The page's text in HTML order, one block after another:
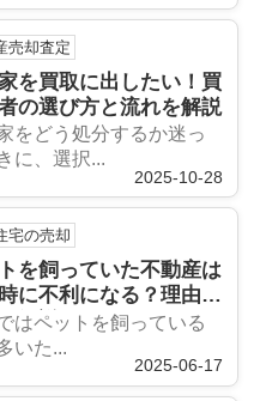
売却査定
を買取に出したい！買
の選び方と流れを解説
をどう処分するか迷っ
に、選択...
2025-10-28
宅の売却
を飼っていた不動産は
に不利になる？理由と
解説
はペットを飼っている
いた...
2025-06-17